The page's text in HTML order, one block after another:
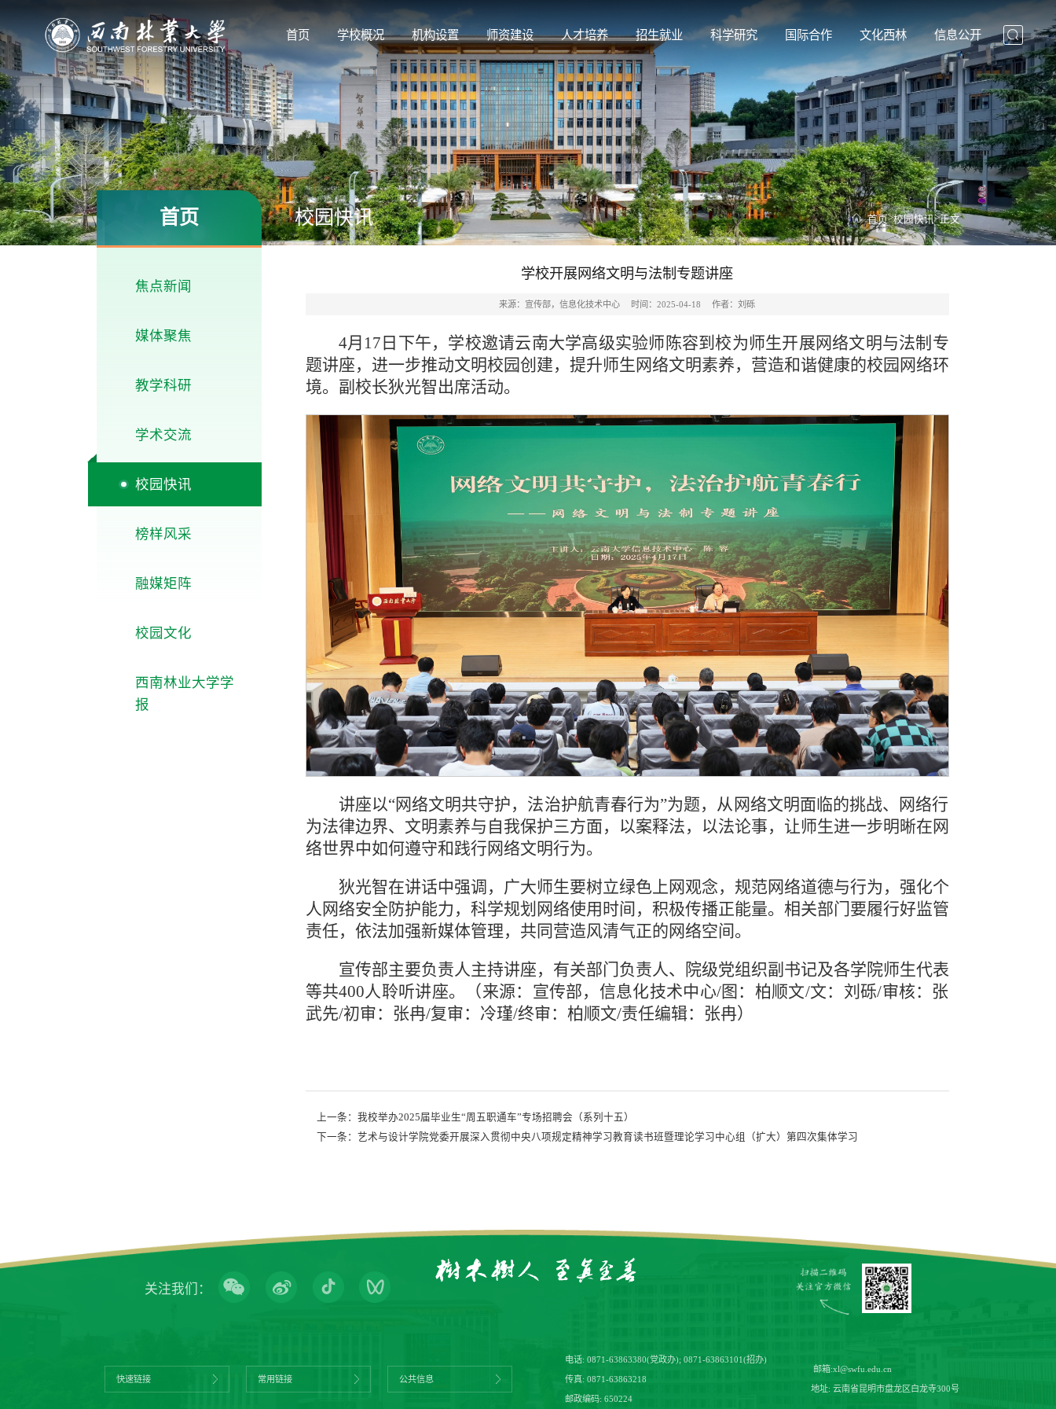
首页 学校概况 机构设置 师资建设 人才培养 招生就业 科学研究 国际合作 文化西林 信息公开
首页
焦点新闻
媒体聚焦
教学科研
学术交流
校园快讯
榜样风采
融媒矩阵
校园文化
西南林业大学学
报
校园快讯 首页>校园快讯>正文
学校开展网络文明与法制专题讲座
来源：宣传部，信息化技术中心 时间：2025-04-18 作者：刘砾
4月17日下午，学校邀请云南大学高级实验师陈容到校为师生开展网络文明与法制专
题讲座，进一步推动文明校园创建，提升师生网络文明素养，营造和谐健康的校园网络环
境。副校长狄光智出席活动。
讲座以“网络文明共守护，法治护航青春行为”为题，从网络文明面临的挑战、网络行
为法律边界、文明素养与自我保护三方面，以案释法，以法论事，让师生进一步明晰在网
络世界中如何遵守和践行网络文明行为。
狄光智在讲话中强调，广大师生要树立绿色上网观念，规范网络道德与行为，强化个
人网络安全防护能力，科学规划网络使用时间，积极传播正能量。相关部门要履行好监管
责任，依法加强新媒体管理，共同营造风清气正的网络空间。
宣传部主要负责人主持讲座，有关部门负责人、院级党组织副书记及各学院师生代表
等共400人聆听讲座。（来源：宣传部，信息化技术中心/图：柏顺文/文：刘砾/审核：张
武先/初审：张冉/复审：冷瑾/终审：柏顺文/责任编辑：张冉）
上一条： 我校举办2025届毕业生“周五职通车”专场招聘会（系列十五）
下一条： 艺术与设计学院党委开展深入贯彻中央八项规定精神学习教育读书班暨理论学习中心组（扩大）第四次集体学习
关注我们：
快速链接 常用链接 公共信息
电话: 0871-63863380(党政办); 0871-63863101(招办)
传真: 0871-63863218
邮政编码: 650224
邮箱:xl@swfu.edu.cn
地址: 云南省昆明市盘龙区白龙寺300号